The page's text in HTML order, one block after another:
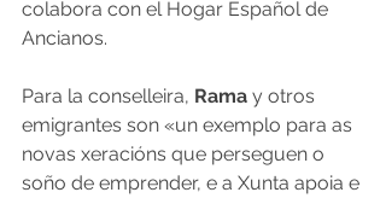
colabora con el Hogar Español de
Ancianos.
Para la conselleira, Rama y otros
emigrantes son «un exemplo para as
novas xeracións que perseguen o
soño de emprender, e a Xunta apoia e